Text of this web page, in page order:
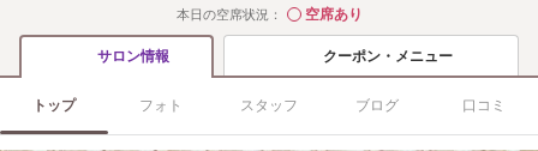
本日の空席状況： ◯空席あり
サロン情報 クーポン・メニュー
トップ フォト スタッフ ブログ 口コミ